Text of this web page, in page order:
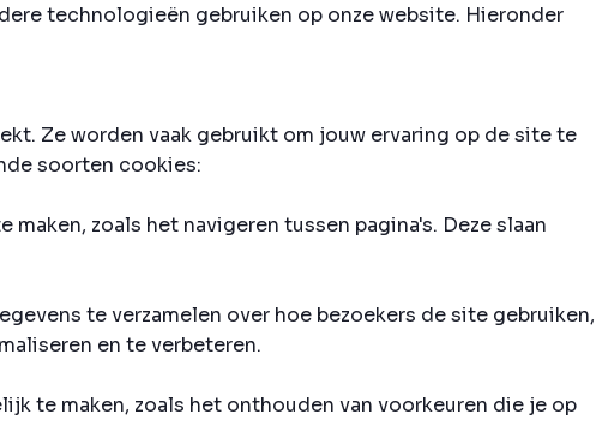
technologieën gebruiken op onze website. Hieronder
Ze worden vaak gebruikt om jouw ervaring op de site te
soorten cookies:
zoals het navigeren tussen pagina's. Deze slaan
te verzamelen over hoe bezoekers de site gebruiken,
en te verbeteren.
te maken, zoals het onthouden van voorkeuren die je op